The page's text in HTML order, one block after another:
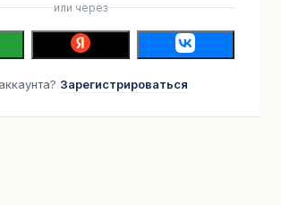
или через
Зарегистрироваться